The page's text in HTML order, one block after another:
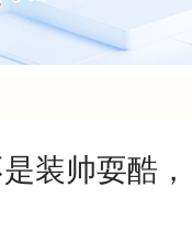
装帅耍酷，